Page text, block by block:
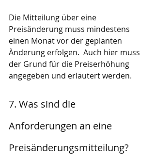
Die Mitteilung über eine
Preisänderung muss mindestens
einen Monat vor der geplanten
Änderung erfolgen.  Auch hier muss
der Grund für die Preiserhöhung
angegeben und erläutert werden.
7. Was sind die
Anforderungen an eine
Preisänderungsmitteilung?